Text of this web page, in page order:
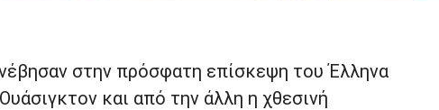
στην πρόσφατη επίσκεψη του Έλληνα
και από την άλλη η χθεσινή